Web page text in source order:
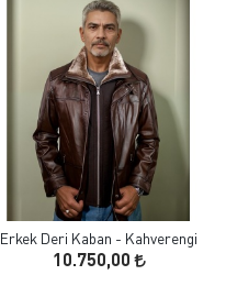
Erkek Deri Kaban - Kahverengi
10.750,00